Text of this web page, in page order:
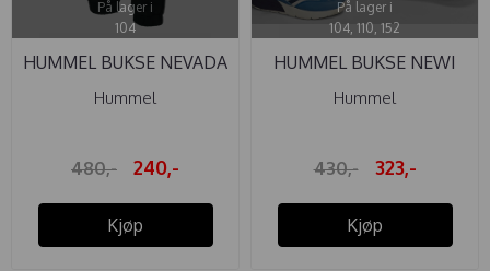
På lager i
104
HUMMEL BUKSE NEVADA
BLACK
Hummel
480,- 240,-
Kjøp
På lager i
104, 110, 152
HUMMEL BUKSE NEWI
SVART
Hummel
430,- 323,-
Kjøp